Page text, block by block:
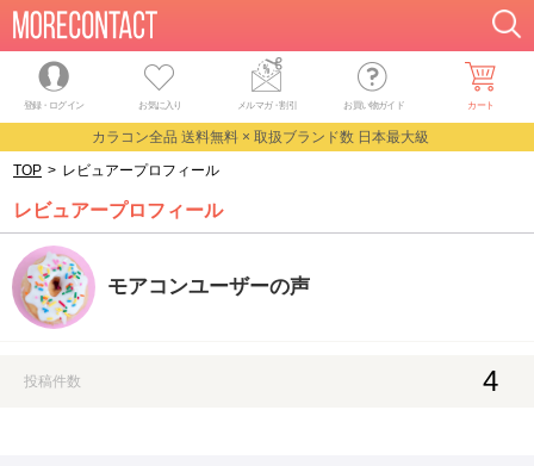
登録・ログイン お気に入り メルマガ・割引 お買い物ガイド カート
カラコン全品 送料無料 × 取扱ブランド数 日本最大級
TOP > レビュアープロフィール
レビュアープロフィール
モアコンユーザーの声
投稿件数 4